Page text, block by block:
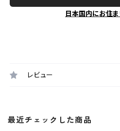
日本国内にお住
レビュー
最近チェックした商品